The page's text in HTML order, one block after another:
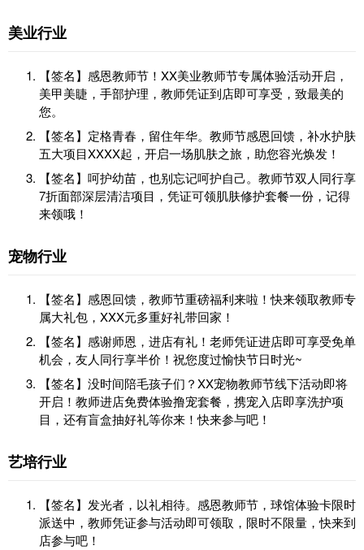
美业行业
【签名】感恩教师节！XX美业教师节专属体验活动开启，
美甲美睫，手部护理，教师凭证到店即可享受，致最美的
您。
【签名】定格青春，留住年华。教师节感恩回馈，补水护肤
五大项目XXXX起，开启一场肌肤之旅，助您容光焕发！
【签名】呵护幼苗，也别忘记呵护自己。教师节双人同行享
7折面部深层清洁项目，凭证可领肌肤修护套餐一份，记得
来领哦！
宠物行业
【签名】感恩回馈，教师节重磅福利来啦！快来领取教师专
属大礼包，XXX元多重好礼带回家！
【签名】感谢师恩，进店有礼！老师凭证进店即可享受免单
机会，友人同行享半价！祝您度过愉快节日时光~
【签名】没时间陪毛孩子们？XX宠物教师节线下活动即将
开启！教师进店免费体验撸宠套餐，携宠入店即享洗护项
目，还有盲盒抽好礼等你来！快来参与吧！
艺培行业
【签名】发光者，以礼相待。感恩教师节，球馆体验卡限时
派送中，教师凭证参与活动即可领取，限时不限量，快来到
店参与吧！